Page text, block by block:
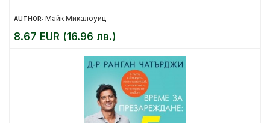
AUTHOR: Майк Микалоуиц
8.67 EUR (16.96 лв.)